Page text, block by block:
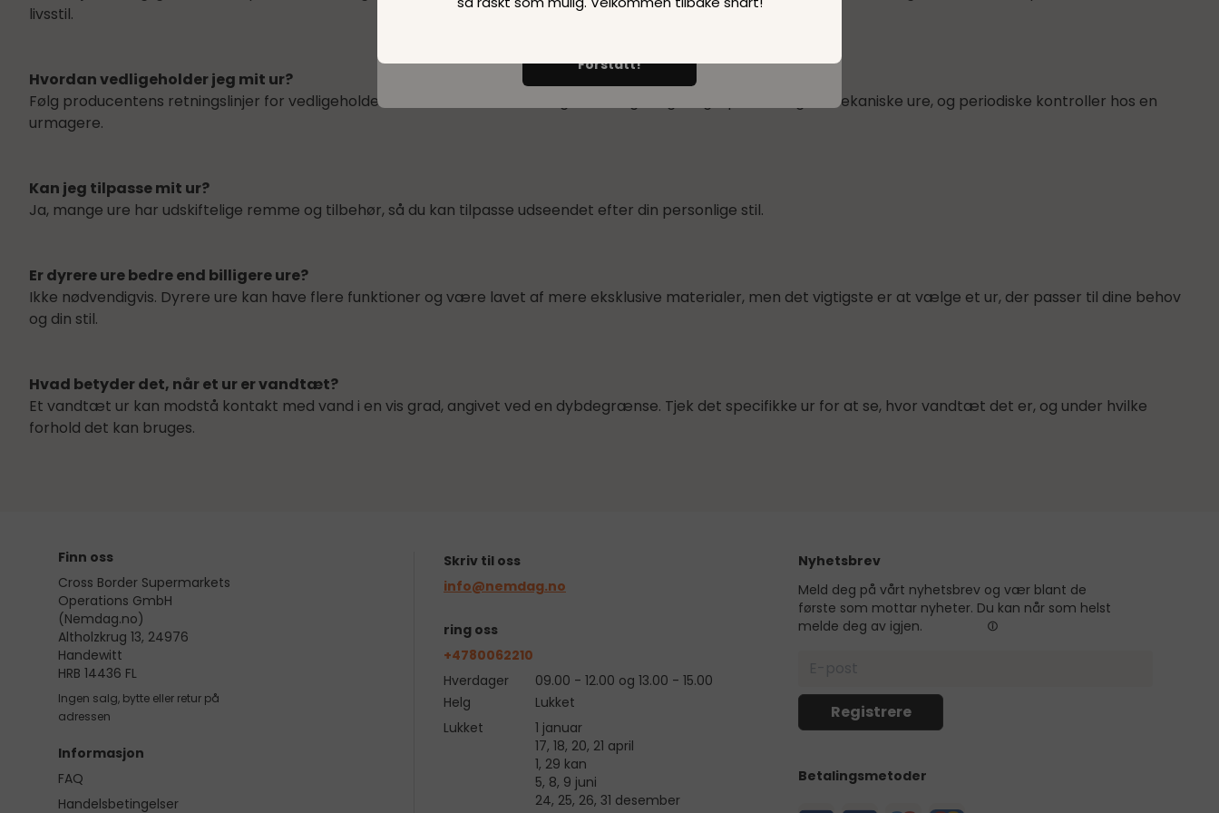
Forstått!
livsstil.
Hvordan vedligeholder jeg mit ur?
Følg producentens retningslinjer for vedligeholdelse. Dette kan omfatte regelmæssig rengøring, optrækning af mekaniske ure, og periodiske kontroller hos en
urmagere.
Kan jeg tilpasse mit ur?
Ja, mange ure har udskiftelige remme og tilbehør, så du kan tilpasse udseendet efter din personlige stil.
Er dyrere ure bedre end billigere ure?
Ikke nødvendigvis. Dyrere ure kan have flere funktioner og være lavet af mere eksklusive materialer, men det vigtigste er at vælge et ur, der passer til dine behov
og din stil.
Hvad betyder det, når et ur er vandtæt?
Et vandtæt ur kan modstå kontakt med vand i en vis grad, angivet ved en dybdegrænse. Tjek det specifikke ur for at se, hvor vandtæt det er, og under hvilke
forhold det kan bruges.
Finn oss
Cross Border Supermarkets
Operations GmbH
(Nemdag.no)
Altholzkrug 13, 24976
Handewitt
HRB 14436 FL
Ingen salg, bytte eller retur på
adressen
Informasjon
FAQ
Handelsbetingelser
Skriv til oss
info@nemdag.no
ring oss
+4780062210
Hverdager
09.00 - 12.00 og 13.00 - 15.00
Helg
Lukket
Lukket
1 januar
17, 18, 20, 21 april
1, 29 kan
5, 8, 9 juni
24, 25, 26, 31 desember
Nyhetsbrev
Meld deg på vårt nyhetsbrev og vær blant de
første som mottar nyheter. Du kan når som helst
melde deg av igjen.
Betalingsmetoder